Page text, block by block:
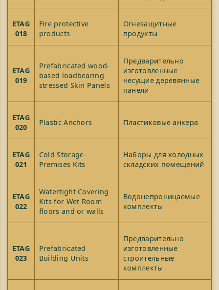
ETAG
018
Fire protective
products
Огнезащитные
продукты
ETAG
019
Prefabricated wood-
based loadbearing
stressed Skin Panels
Предварительно
изготовленные
несущие деревянные
панели
ETAG
020
Plastic Anchors Пластиковые анкера
ETAG
021
Cold Storage
Premises Kits
Наборы для холодных
складских помещений
ETAG
022
Watertight Covering
Kits for Wet Room
floors and or walls
Водонепроницаемые
комплекты
ETAG
023
Prefabricated
Building Units
Предварительно
изготовленные
строительные
комплекты